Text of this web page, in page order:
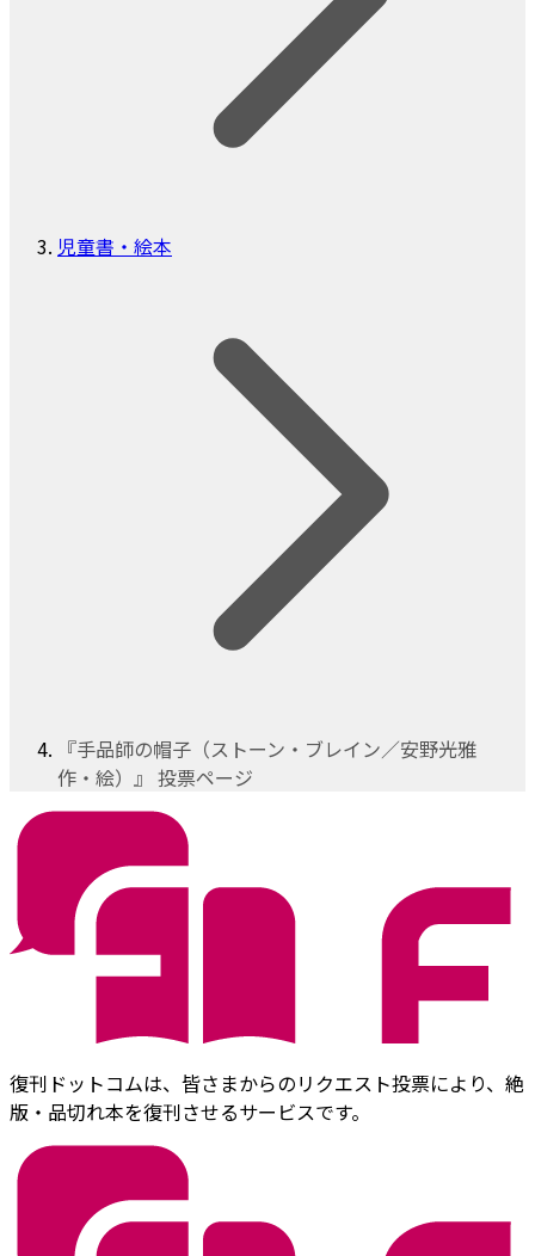
児童書・絵本
『手品師の帽子（ストーン・ブレイン／安野光雅
作・絵）』 投票ページ
復刊ドットコムは、皆さまからのリクエスト投票により、絶
版・品切れ本を復刊させるサービスです。